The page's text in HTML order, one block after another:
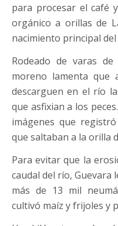
para procesar el café
orgánico a orillas de
nacimiento principal
Rodeado de varas
moreno lamenta que
descarguen en el río
que asfixian a los
imágenes que
que saltaban a la orilla
Para evitar que la
caudal del río, Guevara
más de 13 mil
cultivó maíz y frijoles y